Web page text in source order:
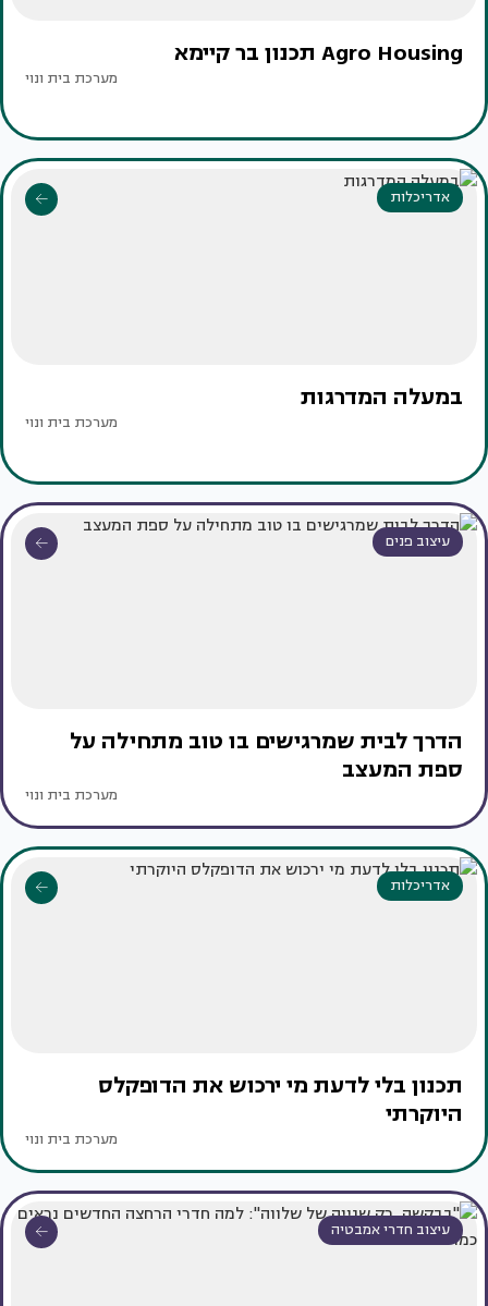
Agro Housing תכנון בר קיימא
מערכת בית ונוי
אדריכלות
במעלה המדרגות
מערכת בית ונוי
עיצוב פנים
הדרך לבית שמרגישים בו טוב מתחילה על
ספת המעצב
מערכת בית ונוי
אדריכלות
תכנון בלי לדעת מי ירכוש את הדופקלס
היוקרתי
מערכת בית ונוי
עיצוב חדרי אמבטיה